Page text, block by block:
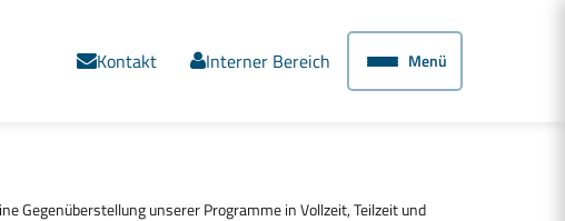
Kontakt Interner Bereich Menü
Gegenüberstellung unserer Programme in Vollzeit, Teilzeit und